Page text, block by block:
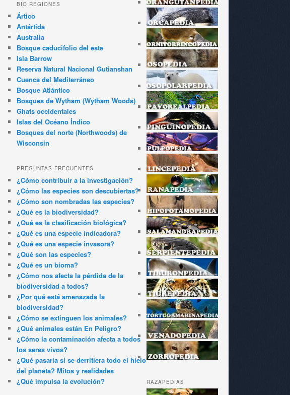
RAZAPEDIAS
BIO REGIONES
Ártico
Antártida
Australia
Bosque caducifolio del este
Isla Barrow
Reserva Natural Nacional Gutianshan
Cuenca del Mediterráneo
Bosque Atlántico
Bosques de Wytham (Wytham Woods)
Ghats occidentales
Islas del Océano Índico
Bosques del norte (Northwoods) de
Wisconsin
PREGUNTAS FRECUENTES
¿Cómo contribuir a la investigación?
¿Cómo las especies son descubiertas?
¿Cómo son nombradas las especies?
¿Qué es la biodiversidad?
¿Qué es la clasificación biológica?
¿Qué es una especie indicadora?
¿Qué es una especie invasora?
¿Qué son las especies?
¿Qué es un bioma?
¿Cómo nos afecta la pérdida de la
biodiversidad a todos?
¿Por qué está amenazada la
biodiversidad?
¿Cómo se extinguen los animales?
¿Qué animales están En Peligro?
¿Cómo la contaminación afecta a todos
los seres vivos?
¿Qué pasaría si se derritiera todo el hielo
del planeta? Mitos y realidades
¿Qué impulsa la evolución?